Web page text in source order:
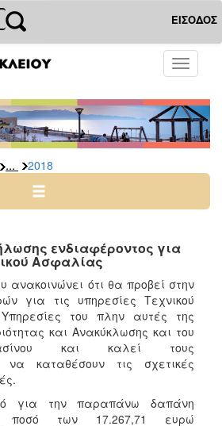
ΕΙΣΟΔΟΣ
Toggle
... 2018
ενδιαφέροντος για
Ασφαλίας
ανακοινώνει ότι θα προβεί στην
για τις υπηρεσίες Τεχνικού
του πλην αυτές της
και Ανακύκλωσης και του
και καλεί τους
να καταθέσουν τις σχετικές
για την παραπάνω δαπάνη
ποσό των 17.267,71 ευρώ